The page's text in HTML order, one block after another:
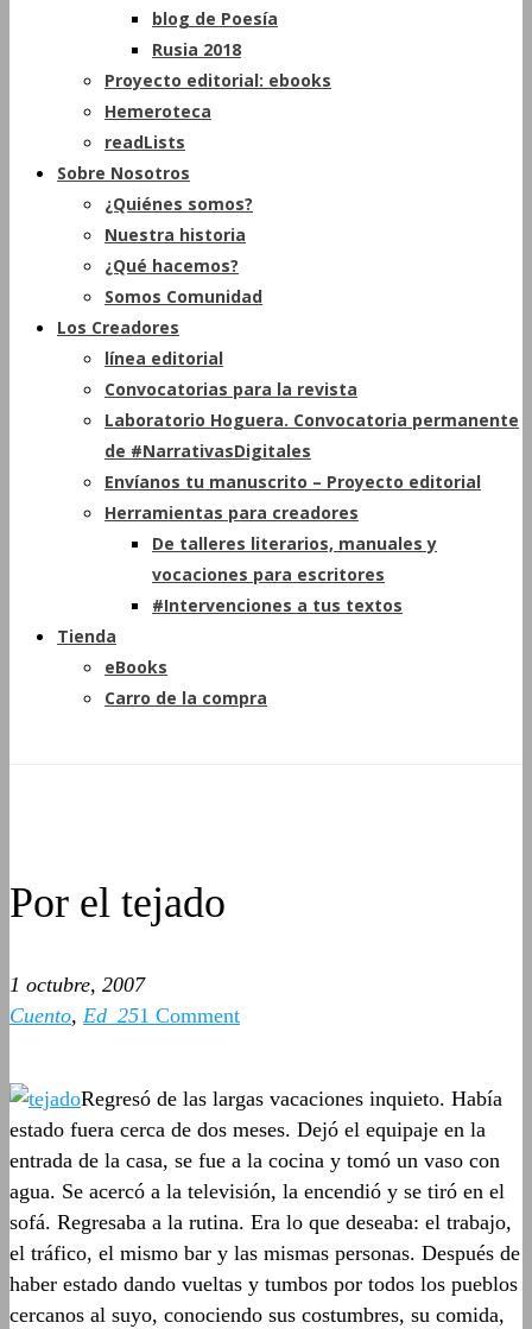
blog de Poesía
Rusia 2018
Proyecto editorial: ebooks
Hemeroteca
readLists
Sobre Nosotros
¿Quiénes somos?
Nuestra historia
¿Qué hacemos?
Somos Comunidad
Los Creadores
línea editorial
Convocatorias para la revista
Laboratorio Hoguera. Convocatoria permanente
de #NarrativasDigitales
Envíanos tu manuscrito – Proyecto editorial
Herramientas para creadores
De talleres literarios, manuales y
vocaciones para escritores
#Intervenciones a tus textos
Tienda
eBooks
Carro de la compra
Por el tejado
1 octubre, 2007
Cuento, Ed_251 Comment
Regresó de las largas vacaciones inquieto. Había
estado fuera cerca de dos meses. Dejó el equipaje en la
entrada de la casa, se fue a la cocina y tomó un vaso con
agua. Se acercó a la televisión, la encendió y se tiró en el
sofá. Regresaba a la rutina. Era lo que deseaba: el trabajo,
el tráfico, el mismo bar y las mismas personas. Después de
haber estado dando vueltas y tumbos por todos los pueblos
cercanos al suyo, conociendo sus costumbres, su comida,